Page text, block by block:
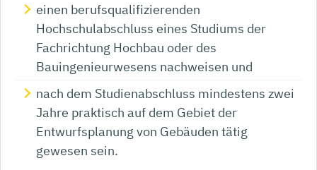
einen berufsqualifizierenden
Hochschulabschluss eines Studiums der
Fachrichtung Hochbau oder des
Bauingenieurwesens nachweisen und
nach dem Studienabschluss mindestens zwei
Jahre praktisch auf dem Gebiet der
Entwurfsplanung von Gebäuden tätig
gewesen sein.